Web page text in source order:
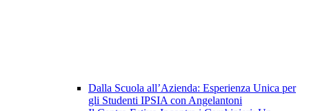
Dalla Scuola all’Azienda: Esperienza Unica per
gli Studenti IPSIA con Angelantoni